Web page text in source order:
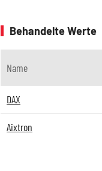
Behandelte Werte
Name
DAX
Aixtron